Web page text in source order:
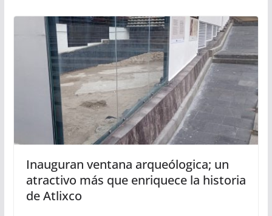
Inauguran ventana arqueólogica; un
atractivo más que enriquece la historia
de Atlixco